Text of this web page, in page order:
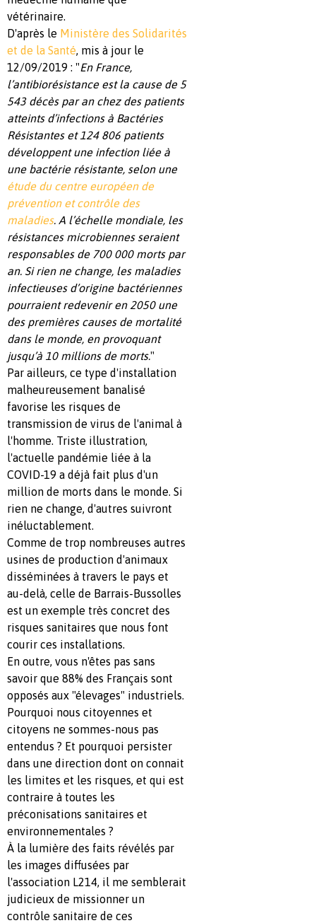
vétérinaire.
D'après le Ministère des Solidarités
et de la Santé, mis à jour le
12/09/2019 : "En France,
l’antibiorésistance est la cause de 5
543 décès par an chez des patients
atteints d’infections à Bactéries
Résistantes et 124 806 patients
développent une infection liée à
une bactérie résistante, selon une
étude du centre européen de
prévention et contrôle des
maladies. A l’échelle mondiale, les
résistances microbiennes seraient
responsables de 700 000 morts par
an. Si rien ne change, les maladies
infectieuses d’origine bactériennes
pourraient redevenir en 2050 une
des premières causes de mortalité
dans le monde, en provoquant
jusqu’à 10 millions de morts."
Par ailleurs, ce type d'installation
malheureusement banalisé
favorise les risques de
transmission de virus de l'animal à
l'homme. Triste illustration,
l'actuelle pandémie liée à la
COVID-19 a déjà fait plus d'un
million de morts dans le monde. Si
rien ne change, d'autres suivront
inéluctablement.
Comme de trop nombreuses autres
usines de production d'animaux
disséminées à travers le pays et
au-delà, celle de Barrais-Bussolles
est un exemple très concret des
risques sanitaires que nous font
courir ces installations.
En outre, vous n'êtes pas sans
savoir que 88% des Français sont
opposés aux "élevages" industriels.
Pourquoi nous citoyennes et
citoyens ne sommes-nous pas
entendus ? Et pourquoi persister
dans une direction dont on connait
les limites et les risques, et qui est
contraire à toutes les
préconisations sanitaires et
environnementales ?
À la lumière des faits révélés par
les images diffusées par
l'association L214, il me semblerait
judicieux de missionner un
contrôle sanitaire de ces